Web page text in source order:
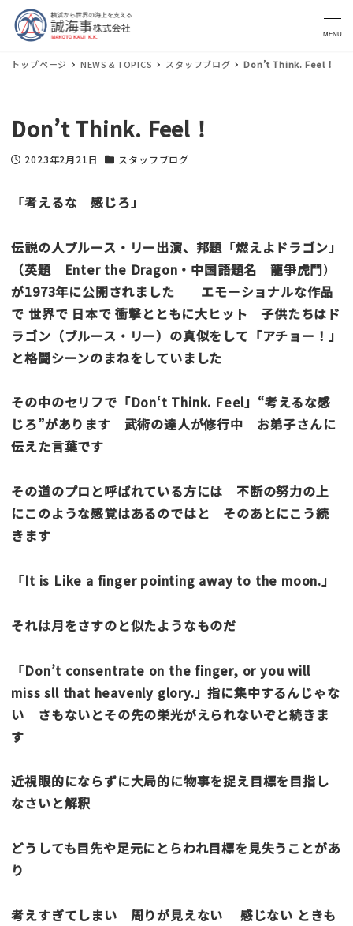
MENU
トップページ NEWS＆TOPICS スタッフブログ Don’t Think. Feel ！
Don’t Think. Feel ！
投稿日
2023年2月21日
カテゴリー
スタッフブログ
「考えるな 感じろ」
伝説の人ブルース・リー出演、邦題「燃えよドラゴン」
（英題 Enter the Dragon・中国語題名龍爭虎鬥）
が1973年に公開されました エモーショナルな作品
で 世界で 日本で 衝撃とともに大ヒット 子供たちはド
ラゴン（ブルース・リー）の真似をして「アチョー！」
と格闘シーンのまねをしていました
その中のセリフで「Don‘t Think. Feel」“考えるな感
じろ”があります 武術の達人が修行中 お弟子さんに
伝えた言葉です
その道のプロと呼ばれている方には 不断の努力の上
にこのような感覚はあるのではと そのあとにこう続
きます
「It is Like a finger pointing away to the moon.」
それは月をさすのと似たようなものだ
「Don’t consentrate on the finger, or you will
miss sll that heavenly glory.」指に集中するんじゃな
い さもないとその先の栄光がえられないぞと続きま
す
近視眼的にならずに大局的に物事を捉え目標を目指し
なさいと解釈
どうしても目先や足元にとらわれ目標を見失うことがあ
り
考えすぎてしまい 周りが見えない 感じない ときも